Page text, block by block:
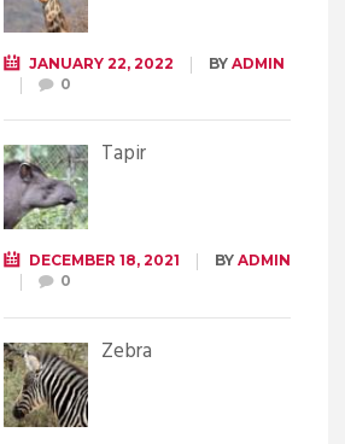
JANUARY 22, 2022 BY ADMIN
0
Tapir
DECEMBER 18, 2021 BY ADMIN
0
Zebra